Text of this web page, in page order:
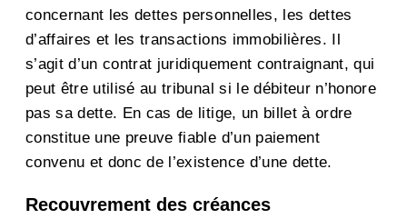
concernant les dettes personnelles, les dettes
d’affaires et les transactions immobilières. Il
s’agit d’un contrat juridiquement contraignant, qui
peut être utilisé au tribunal si le débiteur n’honore
pas sa dette. En cas de litige, un billet à ordre
constitue une preuve fiable d’un paiement
convenu et donc de l’existence d’une dette.
Recouvrement des créances